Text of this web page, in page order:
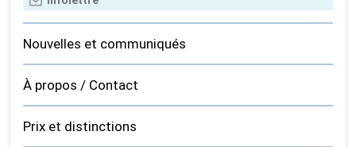
Nouvelles et communiqués
À propos / Contact
Prix et distinctions